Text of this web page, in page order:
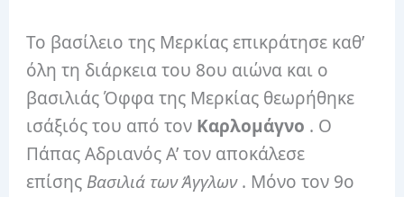
Το βασίλειο της Μερκίας επικράτησε καθ’
όλη τη διάρκεια του 8ου αιώνα και ο
βασιλιάς Όφφα της Μερκίας θεωρήθηκε
ισάξιός του από τον Καρλομάγνο . Ο
Πάπας Αδριανός Α’ τον αποκάλεσε
επίσης Βασιλιά των Άγγλων. Μόνο τον 9ο